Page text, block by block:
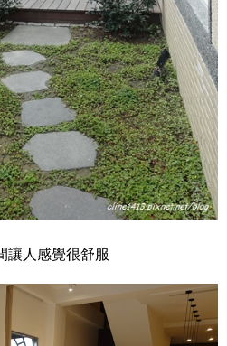
讓人感覺很舒服